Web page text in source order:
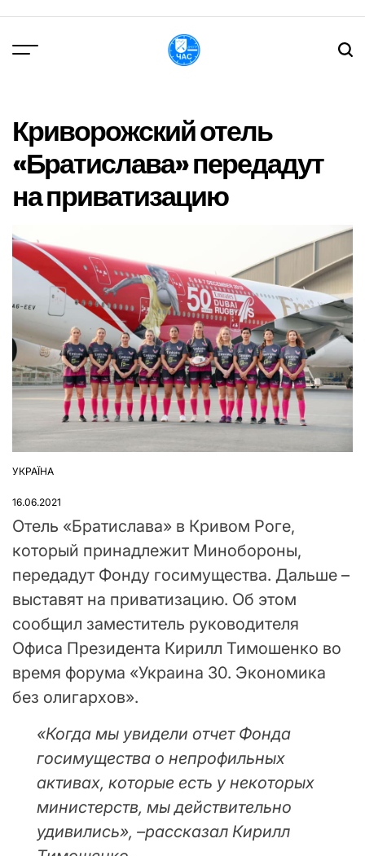
вмісту
Криворожский отель
«Братислава» передадут
на приватизацию
ОПУБЛІКУВАТИ
УКРАЇНА
16.06.2021
Отель «Братислава» в Кривом Роге,
который принадлежит Минобороны,
передадут Фонду госимущества. Дальше –
выставят на приватизацию. Об этом
сообщил заместитель руководителя
Офиса Президента Кирилл Тимошенко во
время форума «Украина 30. Экономика
без олигархов».
«Когда мы увидели отчет Фонда
госимущества о непрофильных
активах, которые есть у некоторых
министерств, мы действительно
удивились», –рассказал Кирилл